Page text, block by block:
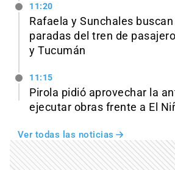
11:20
Rafaela y Sunchales
paradas del tren de
y Tucumán
11:15
Pirola pidió aprovechar la
ejecutar obras frente a El
Ver todas las noticias